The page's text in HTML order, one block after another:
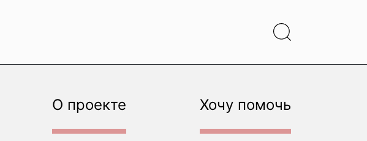
О проекте Хочу помочь